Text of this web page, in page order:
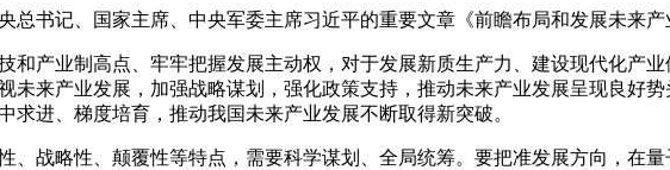
总书记、国家主席、中央军委主席习近平的重要文章《前瞻布局和发展未来产
和产业制高点、牢牢把握发展主动权，对于发展新质生产力、建设现代化产
未来产业发展，加强战略谋划，强化政策支持，推动未来产业发展呈现良好
进、梯度培育，推动我国未来产业发展不断取得新突破。
、战略性、颠覆性等特点，需要科学谋划、全局统筹。要把准发展方向，在